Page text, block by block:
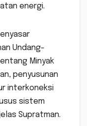
energi.
Undang-
Minyak
penyusunan
interkoneksi
sistem
Supratman.